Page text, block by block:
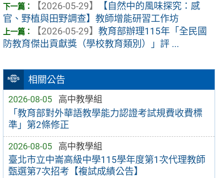
相關公告
2026-08-05 高中教學組
「教育部對外華語教學能力認證考試規費收費標
準」第2條修正
2026-08-05 高中教學組
臺北市立中崙高級中學115學年度第1次代理教師
甄選第7次招考【複試成績公告】
【2026-05-29】
【自然中的風味探究：感
官、野植與田野調查】教師增能研習工作坊
【2026-05-29】 教育部辦理115年「全民國
防教育傑出貢獻獎（學校教育類別）」評 ...